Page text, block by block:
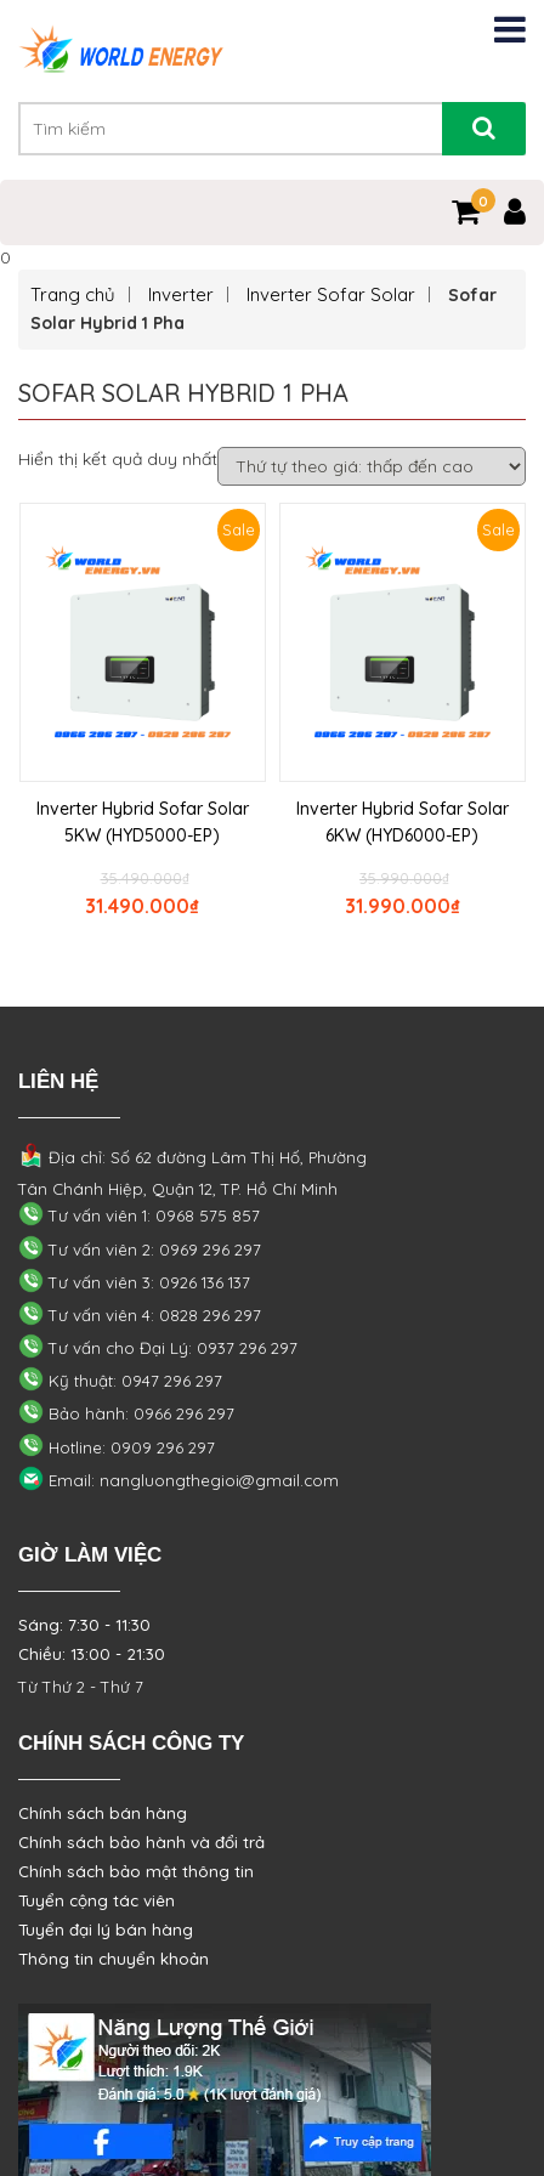
0
0
Trang chủ Inverter Inverter Sofar Solar
Sofar
Solar Hybrid 1 Pha
SOFAR SOLAR HYBRID 1 PHA
Hiển thị kết quả duy nhất
Sale
Inverter Hybrid Sofar Solar
5KW (HYD5000-EP)
₫
35.490.000
₫
31.490.000
Sale
Inverter Hybrid Sofar Solar
6KW (HYD6000-EP)
₫
35.990.000
₫
31.990.000
LIÊN HỆ
Địa chỉ: Số 62 đường Lâm Thị Hố, Phường
Tân Chánh Hiệp, Quận 12, TP. Hồ Chí Minh
Tư vấn viên 1: 0968 575 857
Tư vấn viên 2: 0969 296 297
Tư vấn viên 3: 0926 136 137
Tư vấn viên 4: 0828 296 297
Tư vấn cho Đại Lý: 0937 296 297
Kỹ thuật: 0947 296 297
Bảo hành: 0966 296 297
Hotline: 0909 296 297
Email: nangluongthegioi@gmail.com
GIỜ LÀM VIỆC
Sáng: 7:30 - 11:30
Chiều: 13:00 - 21:30
Từ Thứ 2 - Thứ 7
CHÍNH SÁCH CÔNG TY
Chính sách bán hàng
Chính sách bảo hành và đổi trả
Chính sách bảo mật thông tin
Tuyển cộng tác viên
Tuyển đại lý bán hàng
Thông tin chuyển khoản